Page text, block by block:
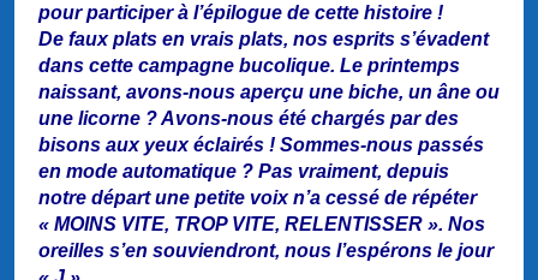
pour participer à l’épilogue de cette histoire !
De faux plats en vrais plats, nos esprits s’évadent
dans cette campagne bucolique. Le printemps
naissant, avons-nous aperçu une biche, un âne ou
une licorne ? Avons-nous été chargés par des
bisons aux yeux éclairés ! Sommes-nous passés
en mode automatique ? Pas vraiment, depuis
notre départ une petite voix n’a cessé de répéter
« MOINS VITE, TROP VITE, RELENTISSER ». Nos
oreilles s’en souviendront, nous l’espérons le jour